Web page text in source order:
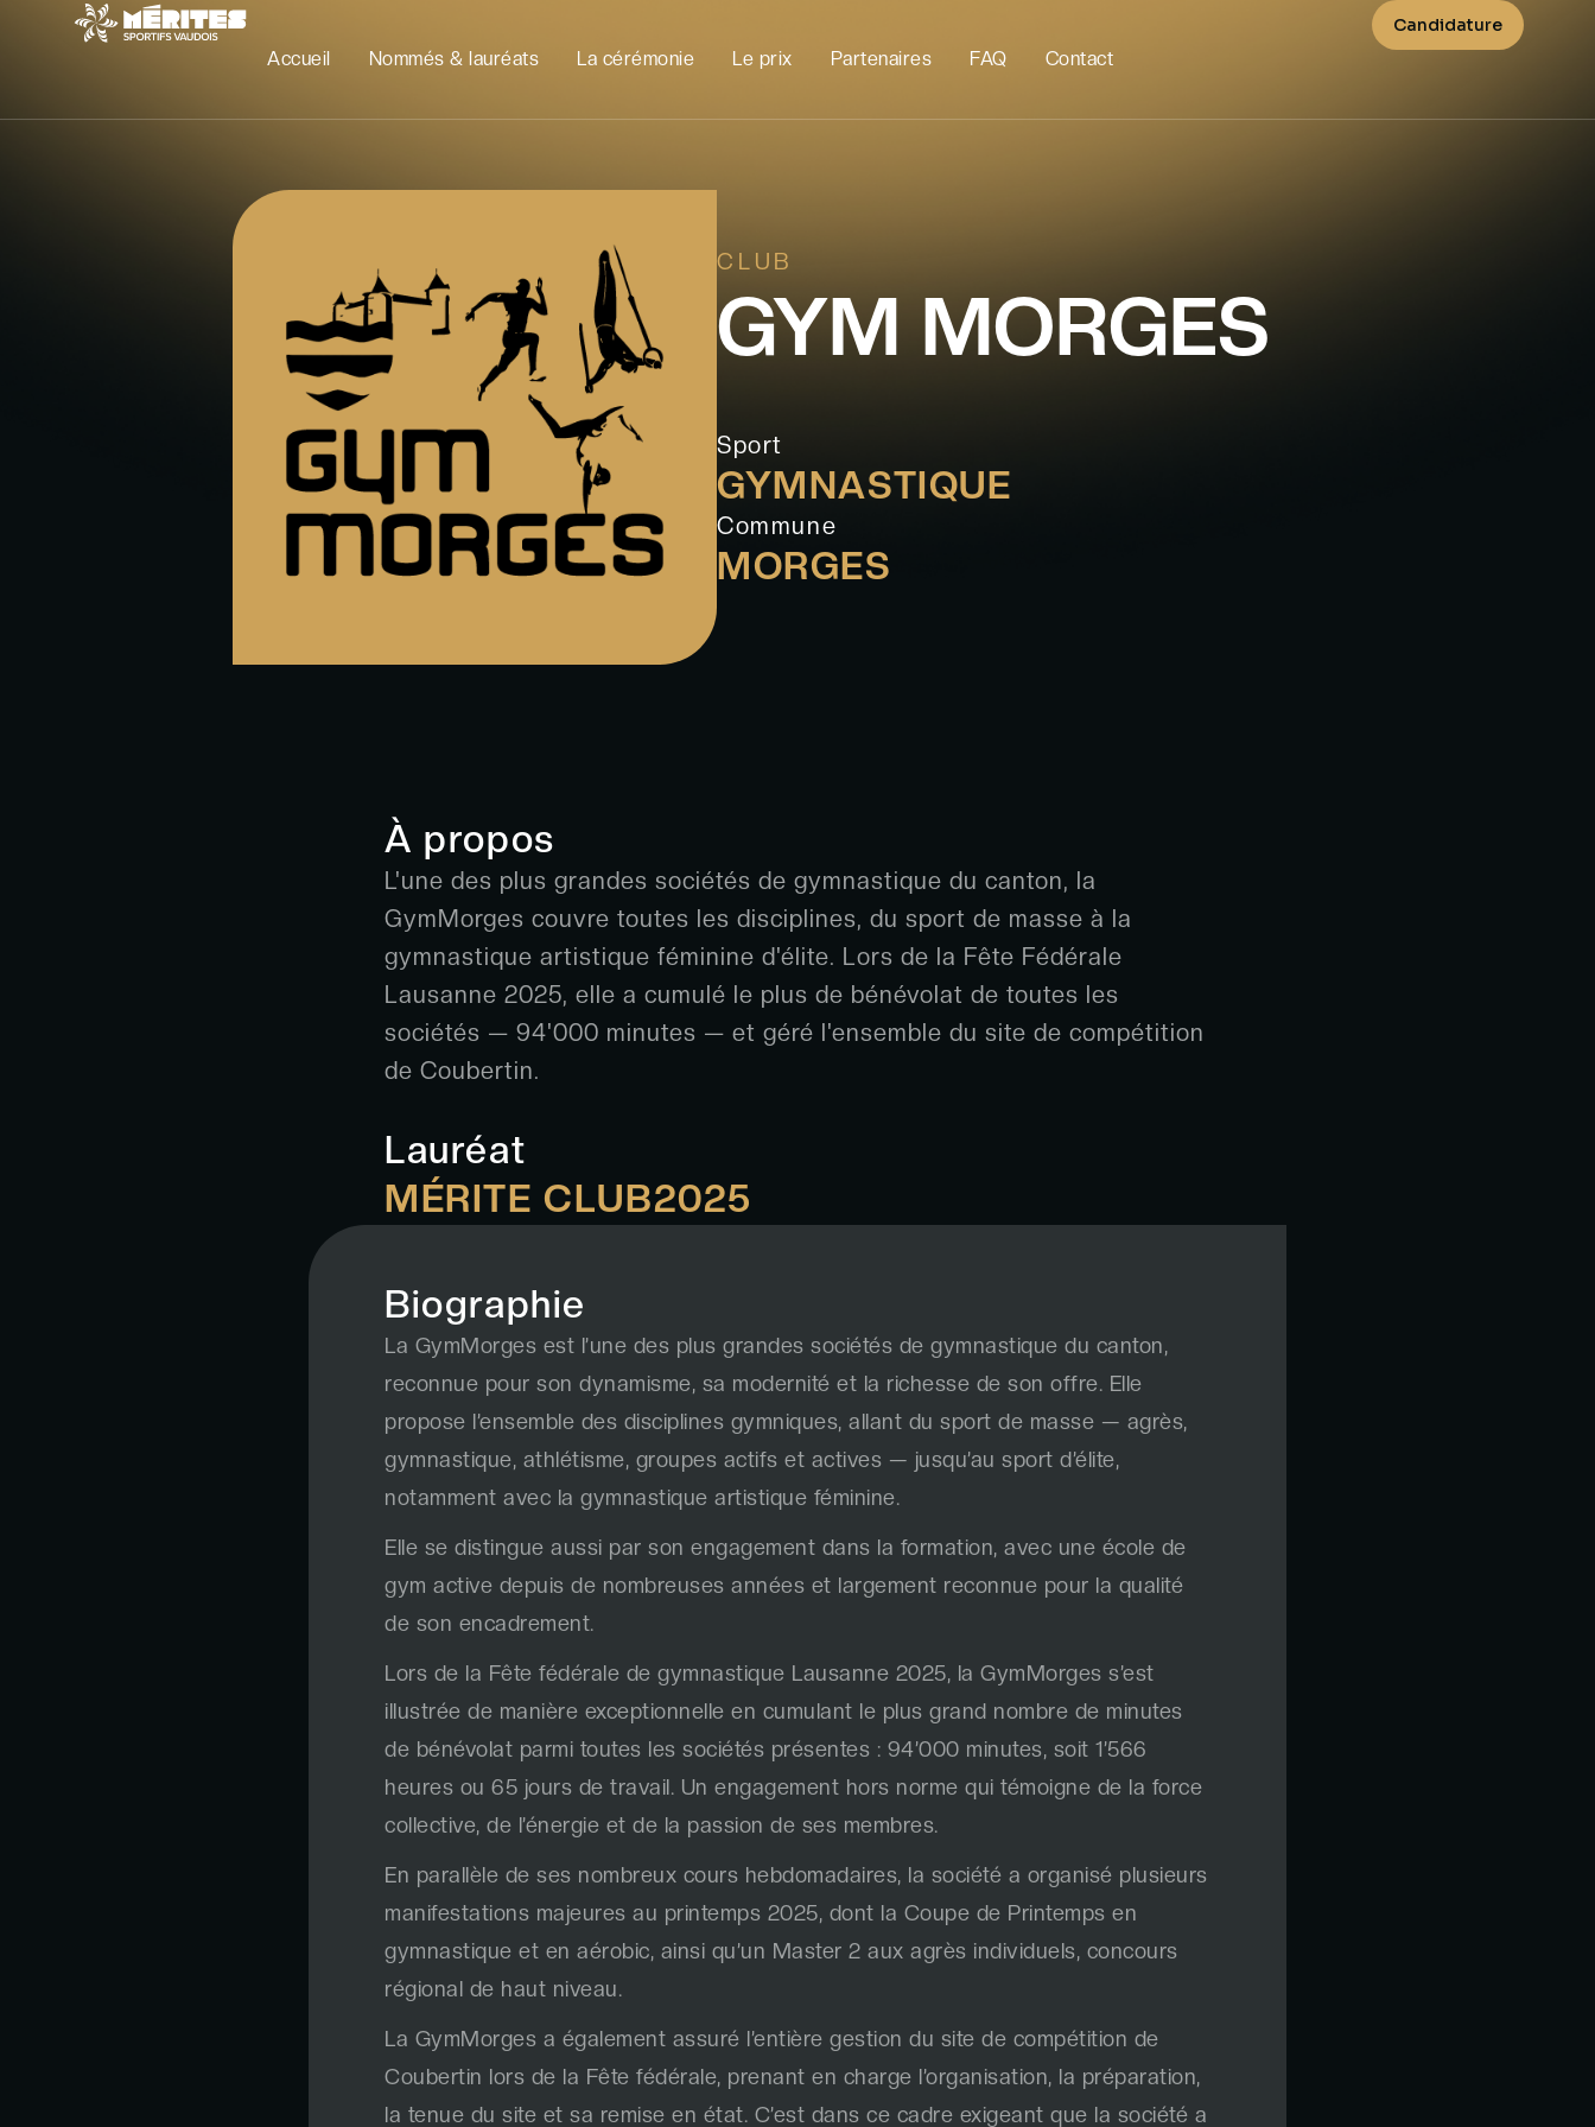
Accueil Nommés & lauréats La cérémonie Le prix Partenaires FAQ Contact
Candidature
CLUB
GYM MORGES
Sport
GYMNASTIQUE
Commune
MORGES
À propos
L'une des plus grandes sociétés de gymnastique du canton, la
GymMorges couvre toutes les disciplines, du sport de masse à la
gymnastique artistique féminine d'élite. Lors de la Fête Fédérale
Lausanne 2025, elle a cumulé le plus de bénévolat de toutes les
sociétés — 94'000 minutes — et géré l'ensemble du site de compétition
de Coubertin.
Lauréat
MÉRITE CLUB2025
Biographie
La GymMorges est l’une des plus grandes sociétés de gymnastique du canton,
reconnue pour son dynamisme, sa modernité et la richesse de son offre. Elle
propose l’ensemble des disciplines gymniques, allant du sport de masse — agrès,
gymnastique, athlétisme, groupes actifs et actives — jusqu’au sport d’élite,
notamment avec la gymnastique artistique féminine.
Elle se distingue aussi par son engagement dans la formation, avec une école de
gym active depuis de nombreuses années et largement reconnue pour la qualité
de son encadrement.
Lors de la Fête fédérale de gymnastique Lausanne 2025, la GymMorges s’est
illustrée de manière exceptionnelle en cumulant le plus grand nombre de minutes
de bénévolat parmi toutes les sociétés présentes : 94’000 minutes, soit 1’566
heures ou 65 jours de travail. Un engagement hors norme qui témoigne de la force
collective, de l’énergie et de la passion de ses membres.
En parallèle de ses nombreux cours hebdomadaires, la société a organisé plusieurs
manifestations majeures au printemps 2025, dont la Coupe de Printemps en
gymnastique et en aérobic, ainsi qu’un Master 2 aux agrès individuels, concours
régional de haut niveau.
La GymMorges a également assuré l’entière gestion du site de compétition de
Coubertin lors de la Fête fédérale, prenant en charge l’organisation, la préparation,
la tenue du site et sa remise en état. C’est dans ce cadre exigeant que la société a